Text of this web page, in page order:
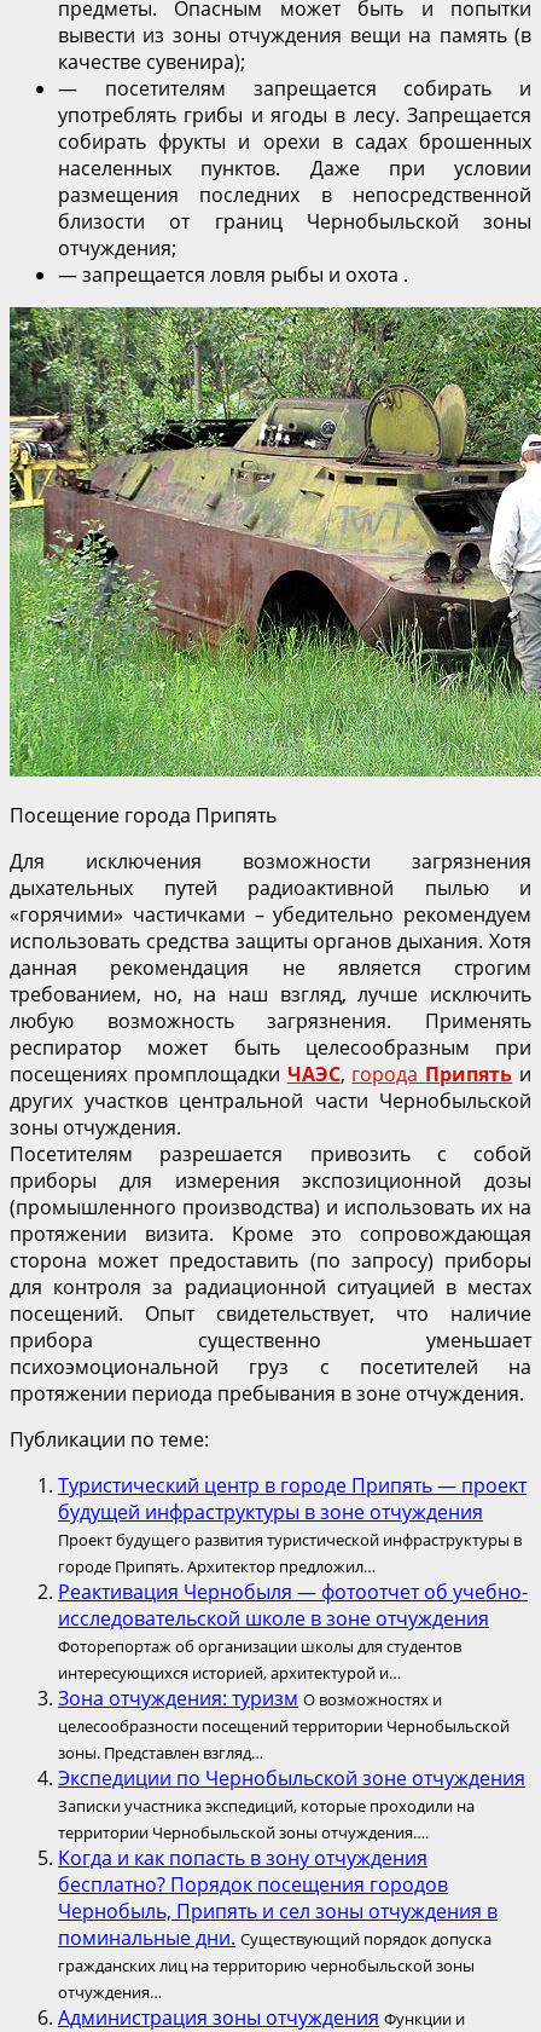
предметы. Опасным может быть и попытки
вывести из зоны отчуждения вещи на память (в
качестве сувенира);
— посетителям запрещается собирать и
употреблять грибы и ягоды в лесу. Запрещается
собирать фрукты и орехи в садах брошенных
населенных пунктов. Даже при условии
размещения последних в непосредственной
близости от границ Чернобыльской зоны
отчуждения;
— запрещается ловля рыбы и охота .
Посещение города Припять
Для исключения возможности загрязнения
дыхательных путей радиоактивной пылью и
«горячими» частичками – убедительно рекомендуем
использовать средства защиты органов дыхания. Хотя
данная рекомендация не является строгим
требованием, но, на наш взгляд, лучше исключить
любую возможность загрязнения. Применять
респиратор может быть целесообразным при
посещениях промплощадки ЧАЭС, города Припять и
других участков центральной части Чернобыльской
зоны отчуждения.
Посетителям разрешается привозить с собой
приборы для измерения экспозиционной дозы
(промышленного производства) и использовать их на
протяжении визита. Кроме это сопровождающая
сторона может предоставить (по запросу) приборы
для контроля за радиационной ситуацией в местах
посещений. Опыт свидетельствует, что наличие
прибора существенно уменьшает
психоэмоциональной груз с посетителей на
протяжении периода пребывания в зоне отчуждения.
Публикации по теме:
Туристический центр в городе Припять — проект
будущей инфраструктуры в зоне отчуждения
Проект будущего развития туристической инфраструктуры в
городе Припять. Архитектор предложил…
Реактивация Чернобыля — фотоотчет об учебно-
исследовательской школе в зоне отчуждения
Фоторепортаж об организации школы для студентов
интересующихся историей, архитектурой и…
Зона отчуждения: туризм О возможностях и
целесообразности посещений территории Чернобыльской
зоны. Представлен взгляд…
Экспедиции по Чернобыльской зоне отчуждения
Записки участника экспедиций, которые проходили на
территории Чернобыльской зоны отчуждения….
Когда и как попасть в зону отчуждения
бесплатно? Порядок посещения городов
Чернобыль, Припять и сел зоны отчуждения в
поминальные дни. Существующий порядок допуска
гражданских лиц на территорию чернобыльской зоны
отчуждения…
Администрация зоны отчуждения Функции и